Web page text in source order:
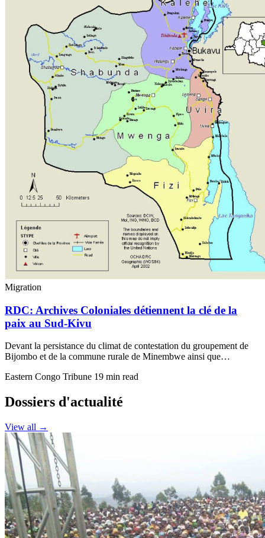
Migration
RDC: Archives Coloniales détiennent la clé de la
paix au Sud-Kivu
Devant la persistance du climat de contestation du groupement de
Bijombo et de la commune rurale de Minembwe ainsi que…
Eastern Congo Tribune 19 min read
Dossiers d'actualité
View all →